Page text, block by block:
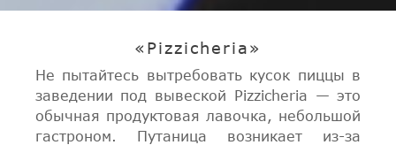
«Pizzicheria»
Не пытайтесь вытребовать кусок пиццы в
заведении под вывеской Pizzicheria — это
обычная продуктовая лавочка, небольшой
гастроном. Путаница возникает из-за